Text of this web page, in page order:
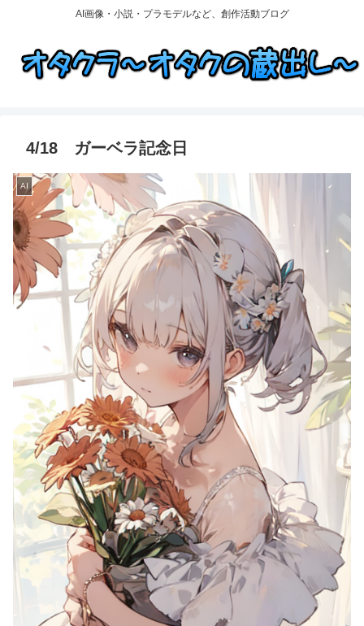
AI画像・小説・プラモデルなど、創作活動ブログ
4/18 ガーベラ記念日
AI